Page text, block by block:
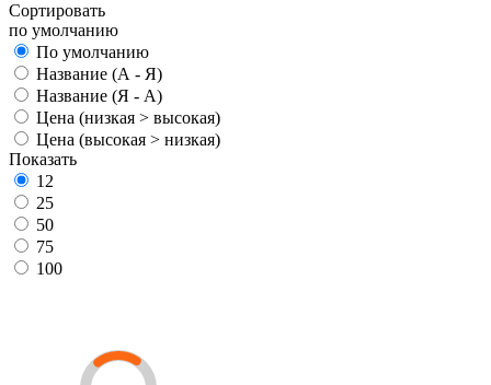
Сортировать
по умолчанию
По умолчанию
Название (А - Я)
Название (Я - А)
Цена (низкая > высокая)
Цена (высокая > низкая)
Показать
12
25
50
75
100